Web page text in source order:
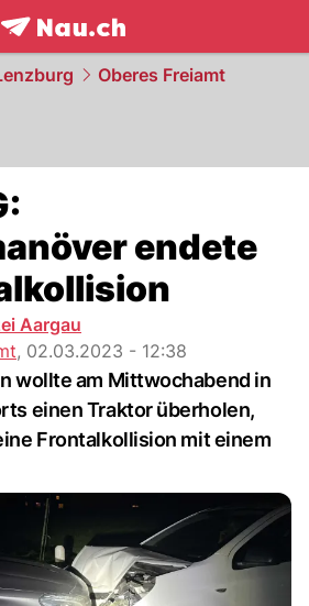
frontpage.NAU.ch
Oberes Freiamt
endete
Aargau
, 02.03.2023 - 12:38
wollte am Mittwochabend in
einen Traktor überholen,
Frontalkollision mit einem